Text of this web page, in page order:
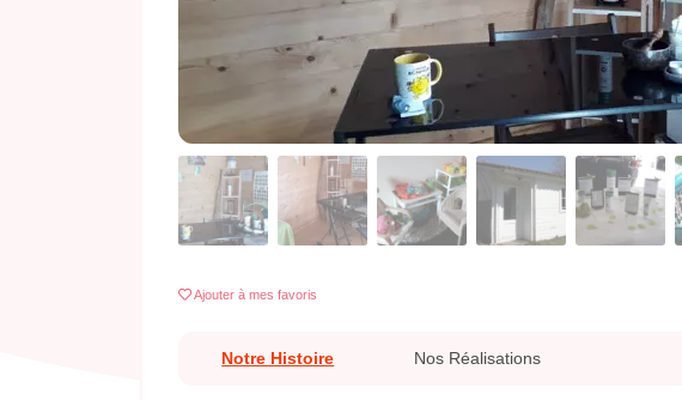
Ajouter à mes favoris
Notre Histoire Nos Réalisations